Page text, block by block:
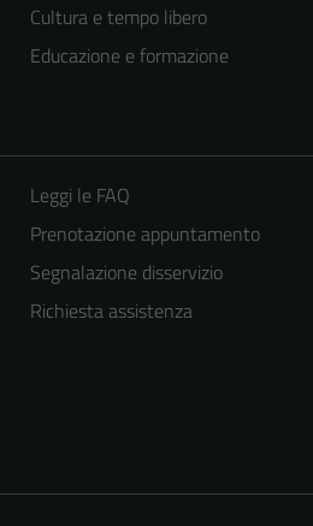
Cultura e tempo libero
Educazione e formazione
Leggi le FAQ
Prenotazione appuntamento
Segnalazione disservizio
Richiesta assistenza